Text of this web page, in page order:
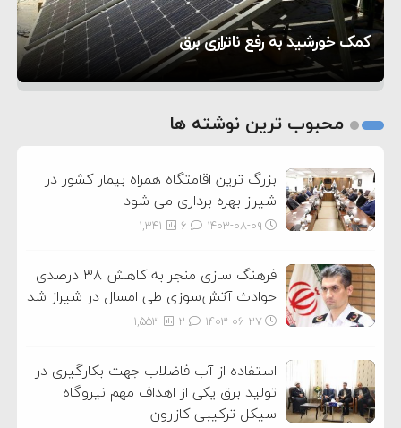
متوقف شدند
ترامپ مدعی توافق تاریخی برای خلع سلاح کامل
حماس شد
۸:۵۷
کمک خورشید به رفع ناترازی برق
تحسین کارگردان «جنگ و صلح» از سینمای ایران؛ روایتی
از عشق عمیق به مردم
۵ شهر افسانه‌ای هخامنشی که هنوز هم زنده هستند
2
محبوب ترین نوشته ها
بزرگ ترین اقامتگاه همراه بیمار کشور در
شیراز بهره برداری می شود
۱۴۰۳-۰۸-۰۹ 1,341
فرهنگ سازی منجر به کاهش ۳۸ درصدی
حوادث آتش‌سوزی طی امسال در شیراز شد
۱۴۰۳-۰۶-۲۷ 1,553
استفاده از آب فاضلاب جهت بکارگیری در
تولید برق یکی از اهداف مهم نیروگاه
سیکل ترکیبی کازرون